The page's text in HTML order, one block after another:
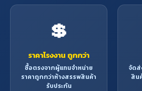
💲
ราคาโรงงาน ถูกกว่า
ซื้อตรงจากผู้แทนจำหน่าย
ราคาถูกกว่าห้างสรรพสินค้า
รับประกัน
จัดส่
สิน